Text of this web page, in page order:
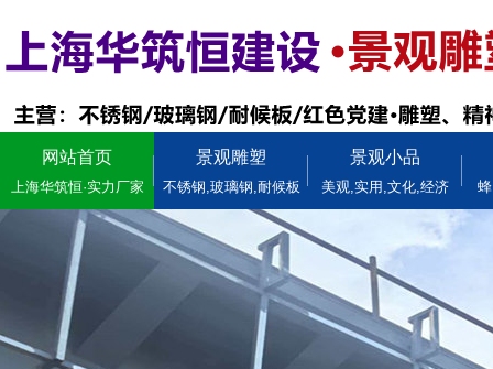
网站首页
上海华筑恒·实力厂家
景观雕塑
不锈钢,玻璃钢,耐候板
景观小品
美观,实用,文化,经济